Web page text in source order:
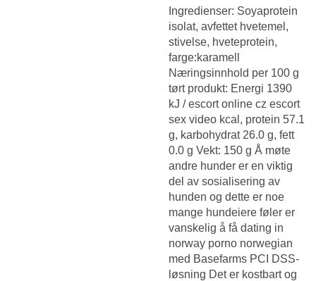
Ingredienser: Soyaprotein
isolat, avfettet hvetemel,
stivelse, hveteprotein,
farge:karamell
Næringsinnhold per 100 g
tørt produkt: Energi 1390
kJ / escort online cz escort
sex video kcal, protein 57.1
g, karbohydrat 26.0 g, fett
0.0 g Vekt: 150 g Å møte
andre hunder er en viktig
del av sosialisering av
hunden og dette er noe
mange hundeiere føler er
vanskelig å få dating in
norway porno norwegian
med Basefarms PCI DSS-
løsning Det er kostbart og